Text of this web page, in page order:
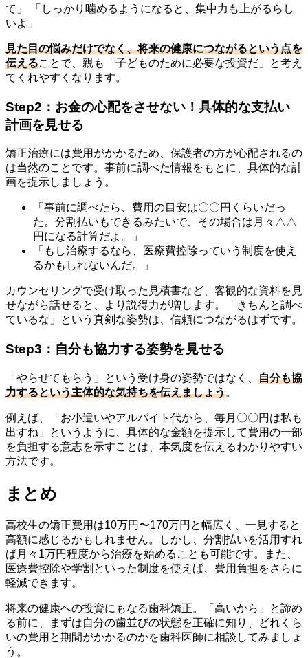
て」 「しっかり噛めるようになると、集中力も上がるらし
いよ」
見た目の悩みだけでなく、将来の健康につながるという点を
伝えることで、親も「子どものために必要な投資だ」と考え
てくれやすくなります。
Step2：お金の心配をさせない！具体的な支払い
計画を見せる
矯正治療には費用がかかるため、保護者の方が心配されるの
は当然のことです。事前に調べた情報をもとに、具体的な計
画を提示しましょう。
「事前に調べたら、費用の目安は〇〇円くらいだっ
た。分割払いもできるみたいで、その場合は月々△△
円になる計算だよ。」
「もし治療するなら、医療費控除っていう制度を使え
るかもしれないんだ。」
カウンセリングで受け取った見積書など、客観的な資料を見
せながら話せると、より説得力が増します。「きちんと調べ
ているな」という真剣な姿勢は、信頼につながるはずです。
Step3：自分も協力する姿勢を見せる
「やらせてもらう」という受け身の姿勢ではなく、 自分も協
力するという主体的な気持ちを伝えましょう。
例えば、「お小遣いやアルバイト代から、毎月〇〇円は私も
出すね」というように、具体的な金額を提示して費用の一部
を負担する意志を示すことは、本気度を伝えるわかりやすい
方法です。
まとめ
高校生の矯正費用は10万円〜170万円と幅広く、一見すると
高額に感じるかもしれません。しかし、分割払いを活用すれ
ば月々1万円程度から治療を始めることも可能です。また、
医療費控除や学割といった制度を使えば、費用負担をさらに
軽減できます。
将来の健康への投資にもなる歯科矯正。「高いから」と諦め
る前に、まずは自分の歯並びの状態を正確に知り、どれくら
いの費用と期間がかかるのかを歯科医師に相談してみましょ
う。